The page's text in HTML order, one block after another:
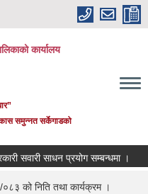
कार्यालय
समुन्नत सर्केगाडको
सवारी साधन प्रयोग सम्बन्धमा ।
को निति तथा कार्यक्रम ।